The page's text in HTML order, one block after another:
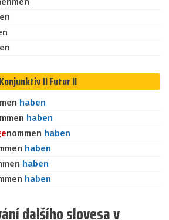
Konjunktiv II Futur II
haben
haben
nommen haben
haben
haben
haben
dalšího slovesa v